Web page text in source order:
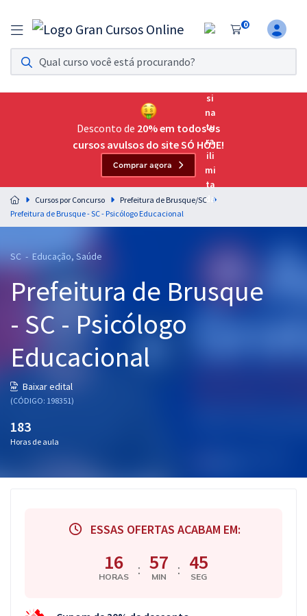
0
Assinatura Ilimitada 11
Acesso a todos os cursos. Teste grátis por 7 dias!
Assinatura OAB Até Passar
Acesso ilimitado a toda preparação para o Exame da
Residências Multiprofissionais
Preparação completa e intensiva para as principais
residências em saúde do Brasil
Cursos 20% OFF
Pós
Graduação
OAB
Conteúdo gratuito
Desconto de 20% em todos os
cursos avulsos do site SÓ HOJE!
Comprar agora
Cursos por Concurso
Prefeitura de Brusque/SC
Prefeitura de Brusque - SC - Psicólogo Educacional
SC - Educação, Saúde
Prefeitura de Brusque
- SC - Psicólogo
Educacional
Baixar edital
(CÓDIGO: 198351)
183
Horas de aula
ESSAS OFERTAS ACABAM EM:
16
HORAS : 57
MIN : 44
SEG